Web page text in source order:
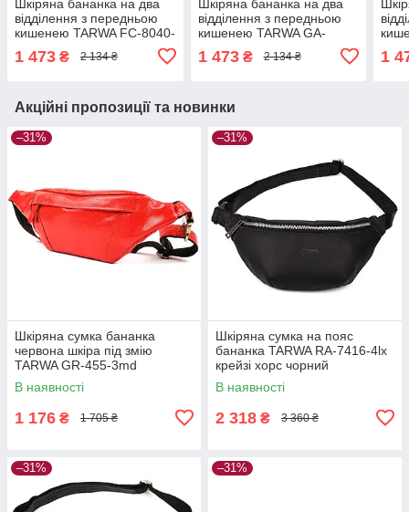
Шкіряна бананка на два
відділення з передньою
кишенею TARWA FC-8040-
1 473 ₴ 2 134 ₴
Шкіряна бананка на два
відділення з передньою
кишенею TARWA GA-
1 473₴ 2 134 ₴ 1
Акційні пропозиції та новинки
–31%
Шкіряна сумка бананка
червона шкіра під змію
TARWA GR-455-3md
В наявності
1 176 ₴ 1 705 ₴
–31%
Шкіряна сумка на пояс
бананка TARWA RA-7416-4lx
крейзі хорс чорний
В наявності
2 318 ₴ 3 360 ₴
–31% –31%